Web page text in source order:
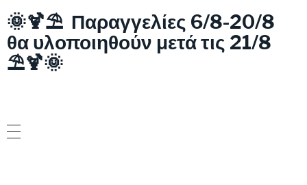
🌞🍹⛱️ Παραγγελίες 6/8-20/8
θα υλοποιηθούν μετά τις 21/8
⛱️🍹🌞